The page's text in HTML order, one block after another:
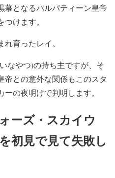
幕となるパルパティーン皇帝
けます。
育ったレイ。
なやつ)の持ち主ですが、そ
帝との意外な関係もこのスタ
の夜明けで判明します。
ーズ・スカイウ
初見で見て失敗し